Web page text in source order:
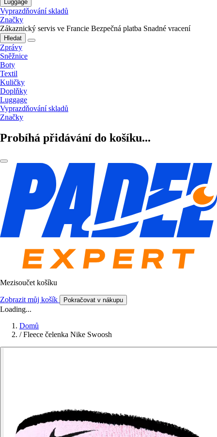
Luggage
Vyprazdňování skladů
Značky
Zákaznický servis ve Francie Bezpečná platba Snadné vracení
Hledat
Zprávy
Sněžnice
Boty
Textil
Kuličky
Doplňky
Luggage
Vyprazdňování skladů
Značky
Probíhá přidávání do košíku...
Mezisoučet košíku
Zobrazit můj košík Pokračovat v nákupu
Loading...
Domů
/ Fleece čelenka Nike Swoosh